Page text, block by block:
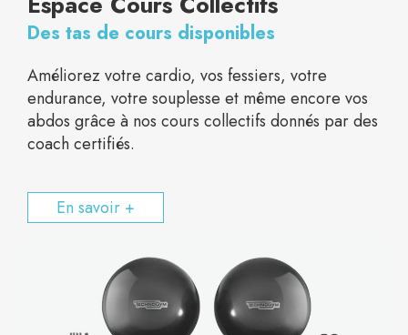
Des tas de cours disponibles
Améliorez votre cardio, vos fessiers, votre
endurance, votre souplesse et même encore vos
abdos grâce à nos cours collectifs donnés par des
coach certifiés.
En savoir +